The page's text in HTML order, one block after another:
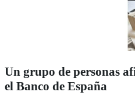
Un grupo de personas
el Banco de España